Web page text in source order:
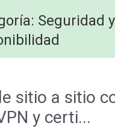
Seguridad
sitio a sitio
y certi...